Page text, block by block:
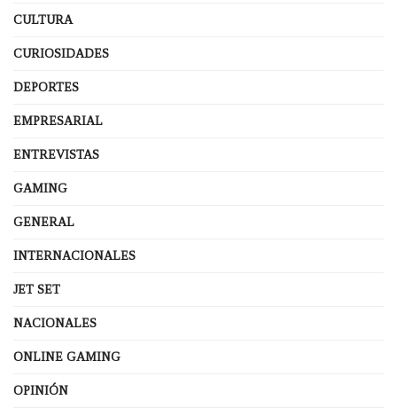
CULTURA
CURIOSIDADES
DEPORTES
EMPRESARIAL
ENTREVISTAS
GAMING
GENERAL
INTERNACIONALES
JET SET
NACIONALES
ONLINE GAMING
OPINIÓN